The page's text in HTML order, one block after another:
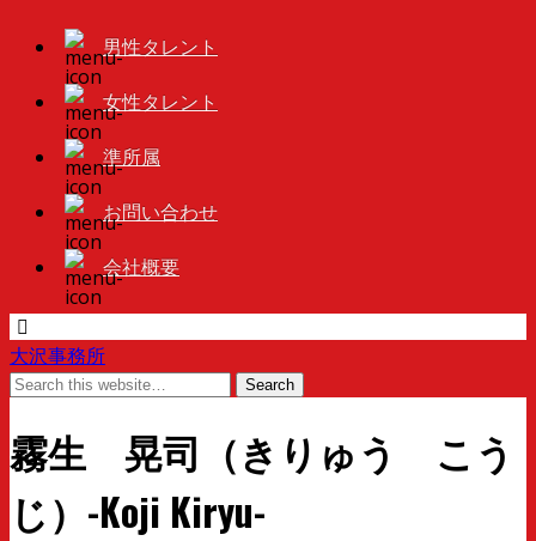
男性タレント
女性タレント
準所属
お問い合わせ
会社概要
大沢事務所
霧生 晃司（きりゅう こう
じ）-Koji Kiryu-